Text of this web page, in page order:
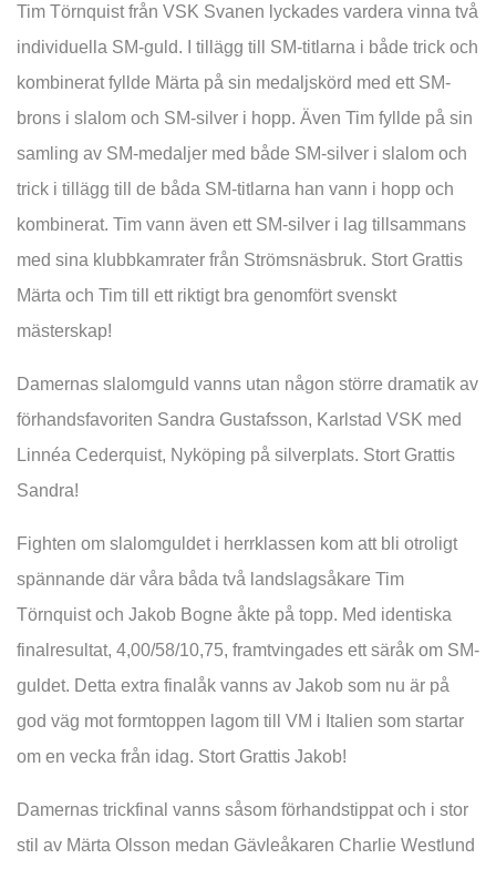
Tim Törnquist från VSK Svanen lyckades vardera vinna två
individuella SM-guld. I tillägg till SM-titlarna i både trick och
kombinerat fyllde Märta på sin medaljskörd med ett SM-
brons i slalom och SM-silver i hopp. Även Tim fyllde på sin
samling av SM-medaljer med både SM-silver i slalom och
trick i tillägg till de båda SM-titlarna han vann i hopp och
kombinerat. Tim vann även ett SM-silver i lag tillsammans
med sina klubbkamrater från Strömsnäsbruk. Stort Grattis
Märta och Tim till ett riktigt bra genomfört svenskt
mästerskap!
Damernas slalomguld vanns utan någon större dramatik av
förhandsfavoriten Sandra Gustafsson, Karlstad VSK med
Linnéa Cederquist, Nyköping på silverplats. Stort Grattis
Sandra!
Fighten om slalomguldet i herrklassen kom att bli otroligt
spännande där våra båda två landslagsåkare Tim
Törnquist och Jakob Bogne åkte på topp. Med identiska
finalresultat, 4,00/58/10,75, framtvingades ett säråk om SM-
guldet. Detta extra finalåk vanns av Jakob som nu är på
god väg mot formtoppen lagom till VM i Italien som startar
om en vecka från idag. Stort Grattis Jakob!
Damernas trickfinal vanns såsom förhandstippat och i stor
stil av Märta Olsson medan Gävleåkaren Charlie Westlund